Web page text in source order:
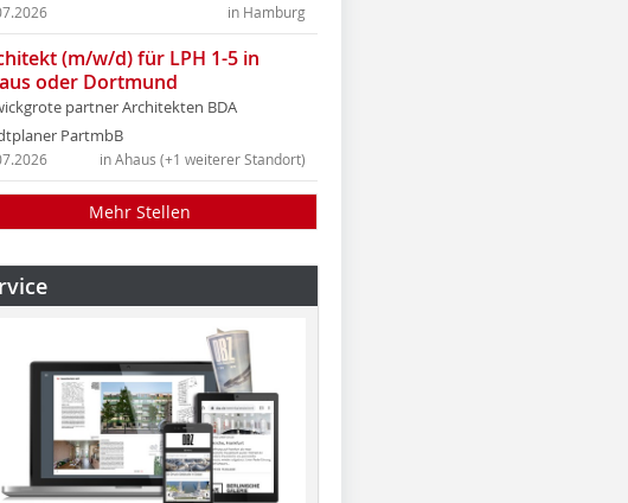
in Hamburg
(m/w/d) für LPH 1-5 in
oder Dortmund
partner Architekten BDA
PartmbB
in Ahaus (+1 weiterer Standort)
Mehr Stellen